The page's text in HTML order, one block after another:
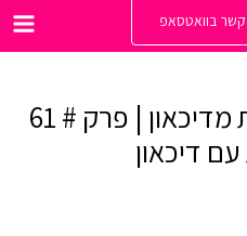
קשר בוואטסאפ
האמת כואבת | לצאת מדיכאון | פרק # 61
דיכאון